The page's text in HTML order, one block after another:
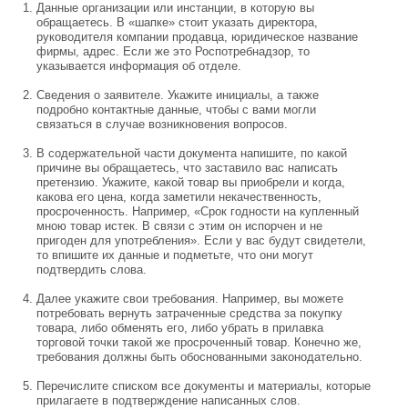
Данные организации или инстанции, в которую вы
обращаетесь. В «шапке» стоит указать директора,
руководителя компании продавца, юридическое название
фирмы, адрес. Если же это Роспотребнадзор, то
указывается информация об отделе.
Сведения о заявителе. Укажите инициалы, а также
подробно контактные данные, чтобы с вами могли
связаться в случае возникновения вопросов.
В содержательной части документа напишите, по какой
причине вы обращаетесь, что заставило вас написать
претензию. Укажите, какой товар вы приобрели и когда,
какова его цена, когда заметили некачественность,
просроченность. Например, «Срок годности на купленный
мною товар истек. В связи с этим он испорчен и не
пригоден для употребления». Если у вас будут свидетели,
то впишите их данные и подметьте, что они могут
подтвердить слова.
Далее укажите свои требования. Например, вы можете
потребовать вернуть затраченные средства за покупку
товара, либо обменять его, либо убрать в прилавка
торговой точки такой же просроченный товар. Конечно же,
требования должны быть обоснованными законодательно.
Перечислите списком все документы и материалы, которые
прилагаете в подтверждение написанных слов.